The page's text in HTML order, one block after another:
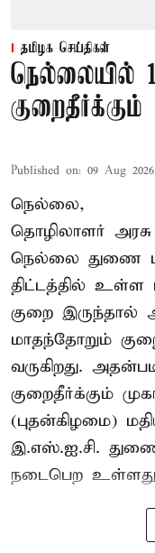
தமிழக செய்திகள்
நெல்லையில்
குறைதீர்க்கும்
Published on: 09 Aug
நெல்லை,
தொழிலாளர்
நெல்லை துணை
திட்டத்தில் உள்ள
குறை இருந்தால்
மாதந்தோறும்
வருகிறது.
குறைதீர்க்கும்
(புதன்கிழமை)
இ.எஸ்.ஐ.சி.
நடைபெற